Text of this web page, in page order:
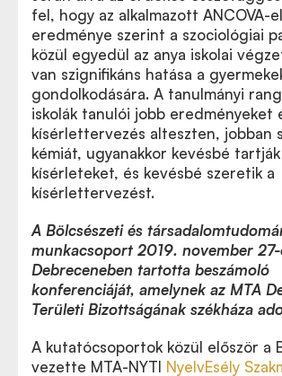
fel, hogy az alkalmazott ANCOVA-
eredménye szerint a szociológiai
közül egyedül az anya iskolai
van szignifikáns hatása a
gondolkodására. A tanulmányi
iskolák tanulói jobb eredményeket
kísérlettervezés alteszten, jobban
kémiát, ugyanakkor kevésbé
kísérleteket, és kevésbé szeretik a
kísérlettervezést.
A Bölcsészeti és
munkacsoport 2019. november 27-
Debreceneben tartotta beszámoló
konferenciáját, amelynek az MTA
Területi Bizottságának székháza
Innováció az oktatásban -
Bölcsészeti és Társadalomtudományi
munkacsoportjának előadói
A kutatócsoportok közül először a
vezette MTA-NYTI NyelvEsély